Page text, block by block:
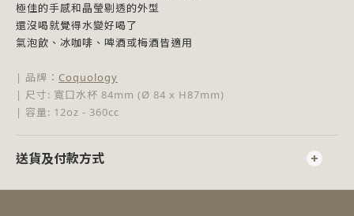
極佳的手感和晶瑩剔透的外型
還沒喝就覺得水變好喝了
氣泡飲、冰咖啡、啤酒或梅酒皆適用
| 品牌 ： Coquology
| 尺寸: 寬口水杯 84mm (Ø 84 x H87mm)
| 容量: 12oz - 360cc
送貨及付款方式